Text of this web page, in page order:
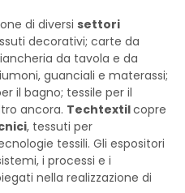
di diversi settori
decorativi; carte da
da tavola e da
guanciali e materassi;
il bagno; tessile per il
ancora. Techtextilcopre
, tessuti per
tessili. Gli espositori
i processi e i
nella realizzazione di